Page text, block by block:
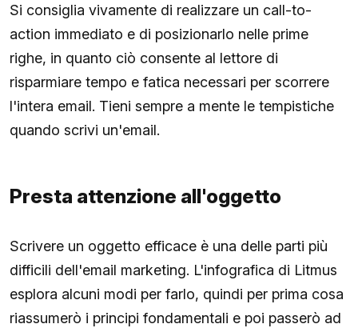
Si consiglia vivamente di realizzare un call-to-
action immediato e di posizionarlo nelle prime
righe, in quanto ciò consente al lettore di
risparmiare tempo e fatica necessari per scorrere
l'intera email. Tieni sempre a mente le tempistiche
quando scrivi un'email.
Presta attenzione all'oggetto
Scrivere un oggetto efficace è una delle parti più
difficili dell'email marketing. L'infografica di Litmus
esplora alcuni modi per farlo, quindi per prima cosa
riassumerò i principi fondamentali e poi passerò ad